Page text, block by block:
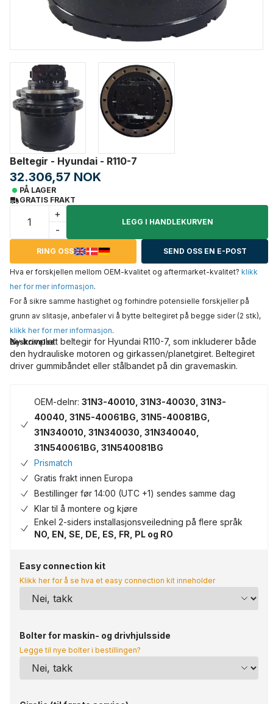
Beltegir - Hyundai - R110-7
32.306,57 NOK
PÅ LAGER
GRATIS FRAKT
+
-
LEGG I HANDLEKURVEN
RING OSS SEND OSS EN E-POST
Hva er forskjellen mellom OEM-kvalitet og aftermarket-kvalitet? klikk
her for mer informasjon.
For å sikre samme hastighet og forhindre potensielle forskjeller på
grunn av slitasje, anbefaler vi å bytte beltegiret på begge sider (2 stk),
klikk her for mer informasjon.
Beskrivelse
Ny komplett beltegir for Hyundai R110-7, som inkluderer både
den hydrauliske motoren og girkassen/planetgiret. Beltegiret
driver gummibåndet eller stålbandet på din gravemaskin.
OEM-delnr: 31N3-40010, 31N3-40030, 31N3-
40040, 31N5-40061BG, 31N5-40081BG,
31N340010, 31N340030, 31N340040,
31N540061BG, 31N540081BG
Prismatch
Gratis frakt innen Europa
Bestillinger før 14:00 (UTC +1) sendes samme dag
Klar til å montere og kjøre
Enkel 2-siders installasjonsveiledning på flere språk
NO, EN, SE, DE, ES, FR, PL og RO
Easy connection kit
Klikk her for å se hva et easy connection kit inneholder
Bolter for maskin- og drivhjulsside
Legge til nye bolter i bestillingen?